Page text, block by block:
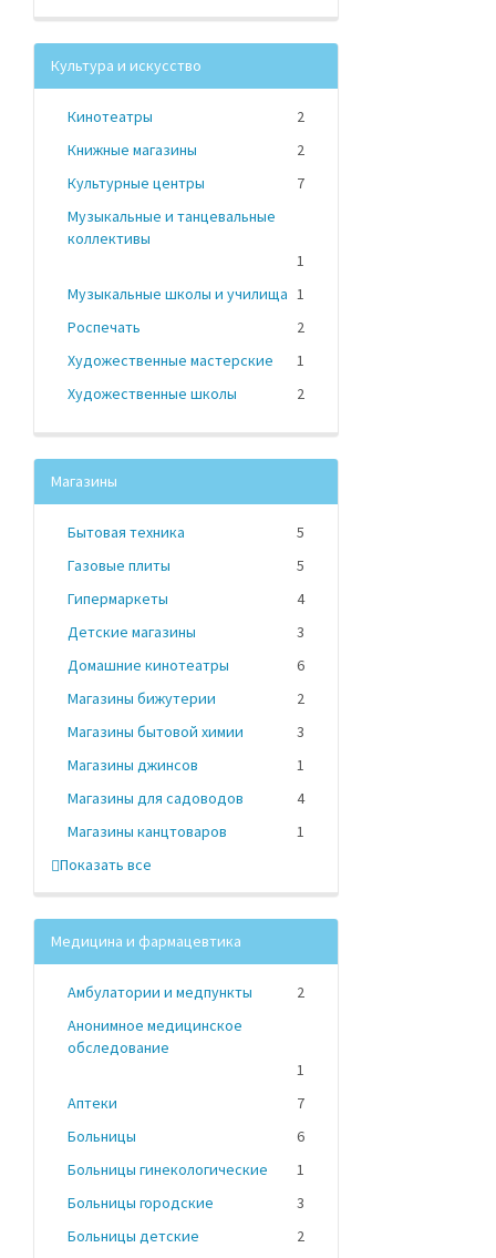
Культура и искусство
Кинотеатры
2
Книжные магазины
2
Культурные центры
7
Музыкальные и танцевальные
коллективы
1
Музыкальные школы и училища 1
Роспечать
2
Художественные мастерские
1
Художественные школы
2
Магазины
Бытовая техника
5
Газовые плиты
5
Гипермаркеты
4
Детские магазины
3
Домашние кинотеатры
6
Магазины бижутерии
2
Магазины бытовой химии
3
Магазины джинсов
1
Магазины для садоводов
4
Магазины канцтоваров
1
Показать все
Медицина и фармацевтика
Амбулатории и медпункты
2
Анонимное медицинское
обследование
1
Аптеки
7
Больницы
6
Больницы гинекологические
1
Больницы городские
3
Больницы детские
2